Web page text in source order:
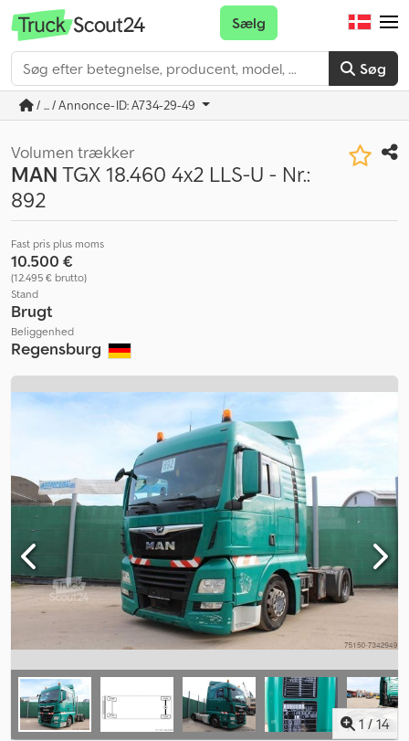
Søg
Sælg
/ ... / Annonce-ID: A734-29-49
Volumen trækker
MANTGX 18.460 4x2 LLS-U - Nr.:
892
Fast pris plus moms
10.500 €
(12.495 € brutto)
Stand
Brugt
Beliggenhed
Regensburg
1 / 14